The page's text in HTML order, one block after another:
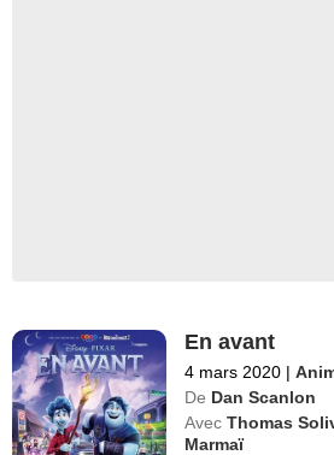
En avant
4 mars 2020 |
De Dan Scanlon
Avec Thomas
Marmaï